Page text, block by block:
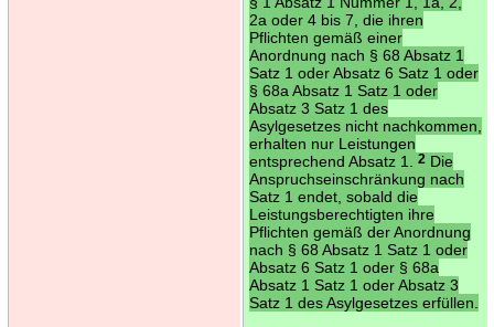
2a oder 4 bis 7, die ihren
Pflichten gemäß einer
Anordnung nach § 68 Absatz 1
Satz 1 oder Absatz 6 Satz 1 oder
§ 68a Absatz 1 Satz 1 oder
Absatz 3 Satz 1 des
Asylgesetzes nicht nachkommen,
erhalten nur Leistungen
entsprechend Absatz 1.
2Die
Anspruchseinschränkung nach
Satz 1 endet, sobald die
Leistungsberechtigten ihre
Pflichten gemäß der Anordnung
nach § 68 Absatz 1 Satz 1 oder
Absatz 6 Satz 1 oder § 68a
Absatz 1 Satz 1 oder Absatz 3
Satz 1 des Asylgesetzes erfüllen.